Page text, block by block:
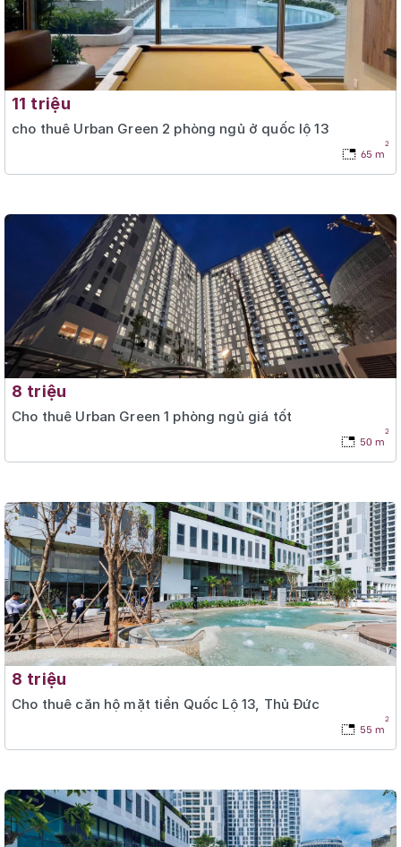
11 triệu
cho thuê Urban Green 2 phòng ngủ ở quốc lộ 13
65 m
2
8 triệu
Cho thuê Urban Green 1 phòng ngủ giá tốt
50 m
2
8 triệu
Cho thuê căn hộ mặt tiền Quốc Lộ 13, Thủ Đức
55 m
2